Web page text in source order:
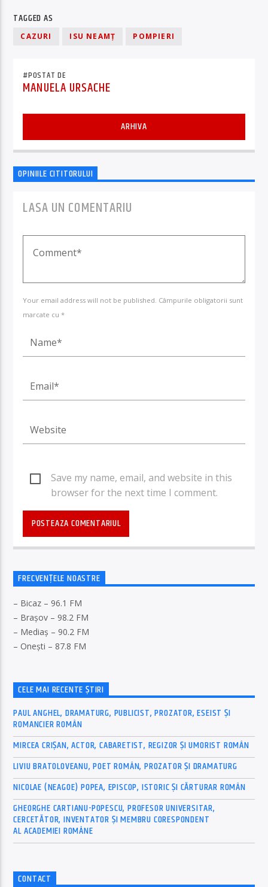
TAGGED AS
CAZURI ISU NEAMŢ POMPIERI
#POSTAT DE
MANUELA URSACHE
ARHIVA
OPINIILE CITITORULUI
LASA UN COMENTARIU
Your email address will not be published. Câmpurile obligatorii sunt
marcate cu *
Save my name, email, and website in this
browser for the next time I comment.
FRECVENȚELE NOASTRE
– Bicaz – 96.1 FM
– Brașov – 98.2 FM
– Mediaș – 90.2 FM
– Onești – 87.8 FM
CELE MAI RECENTE ȘTIRI
PAUL ANGHEL, DRAMATURG, PUBLICIST, PROZATOR, ESEIST ȘI
ROMANCIER ROMÂN
MIRCEA CRIȘAN, ACTOR, CABARETIST, REGIZOR ȘI UMORIST ROMÂN
LIVIU BRATOLOVEANU, POET ROMÂN, PROZATOR ȘI DRAMATURG
NICOLAE (NEAGOE) POPEA, EPISCOP, ISTORIC ȘI CĂRTURAR ROMÂN
GHEORGHE CARTIANU-POPESCU, PROFESOR UNIVERSITAR,
CERCETĂTOR, INVENTATOR ȘI MEMBRU CORESPONDENT
AL ACADEMIEI ROMÂNE
CONTACT